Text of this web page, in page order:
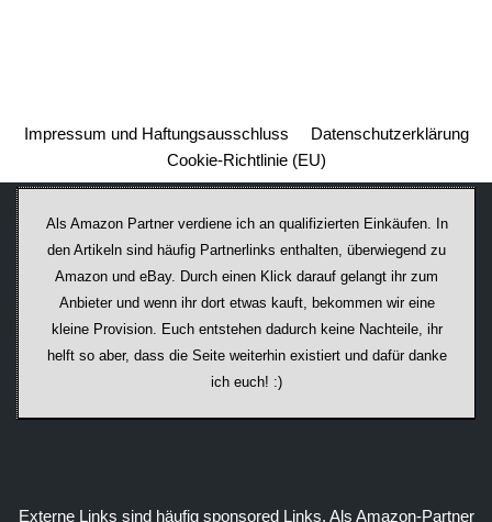
Impressum und Haftungsausschluss
Datenschutzerklärung
Cookie-Richtlinie (EU)
Als Amazon Partner verdiene ich an qualifizierten Einkäufen. In
den Artikeln sind häufig Partnerlinks enthalten, überwiegend zu
Amazon und eBay. Durch einen Klick darauf ge­lan­gt ihr zum
Anbieter und wenn ihr dort etwas kauft, bekommen wir ei­ne
kleine Provision. Euch entstehen dadurch keine Nachteile, ihr
helft so aber, dass die Seite weiterhin existiert und dafür danke
ich euch! :)
Externe Links sind häufig sponsored Links. Als Amazon-Partner